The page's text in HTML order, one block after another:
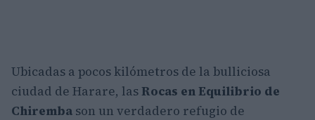
Ubicadas a pocos kilómetros de la bulliciosa
ciudad de Harare, las Rocas en Equilibrio de
Chiremba son un verdadero refugio de